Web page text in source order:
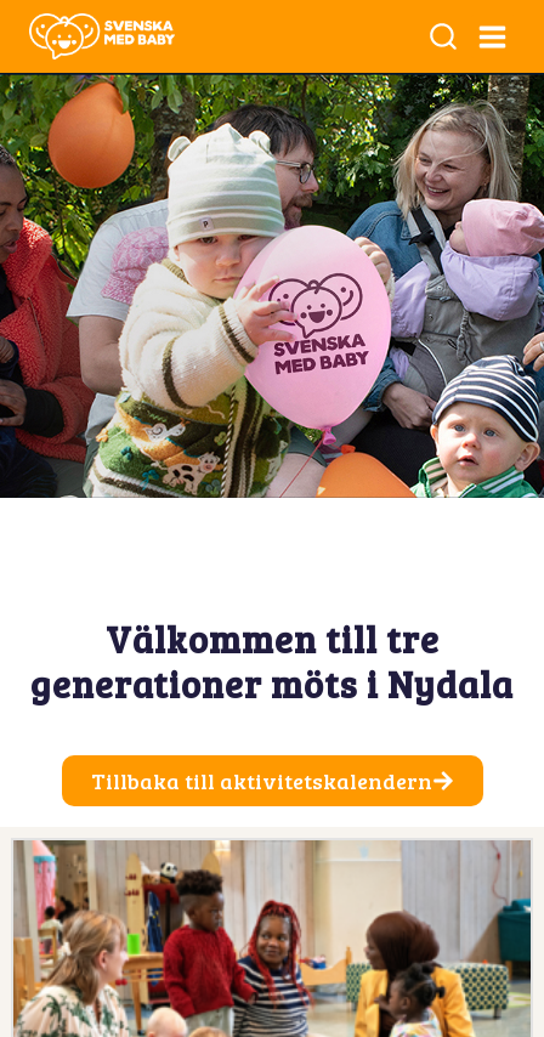
Välkommen till tre
generationer möts i Nydala
Tillbaka till aktivitetskalendern